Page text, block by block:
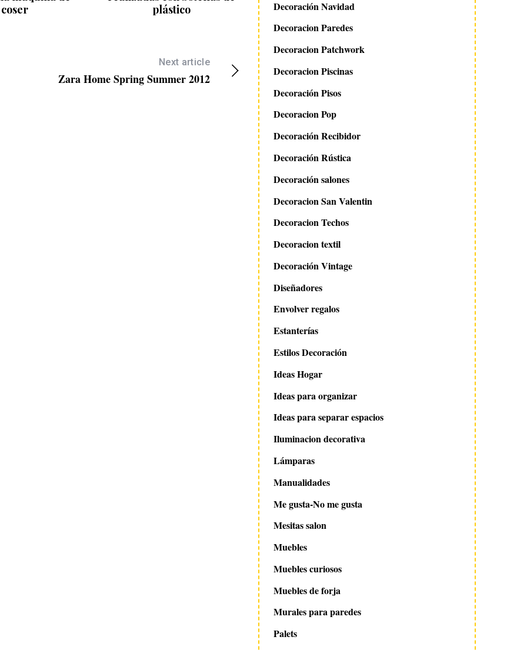
coser
plástico
Next article
Zara Home Spring Summer 2012
Decoración Navidad
Decoracion Paredes
Decoracion Patchwork
Decoracion Piscinas
Decoración Pisos
Decoracion Pop
Decoración Recibidor
Decoración Rústica
Decoración salones
Decoracion San Valentin
Decoracion Techos
Decoracion textil
Decoración Vintage
Diseñadores
Envolver regalos
Estanterías
Estilos Decoración
Ideas Hogar
Ideas para organizar
Ideas para separar espacios
Iluminacion decorativa
Lámparas
Manualidades
Me gusta-No me gusta
Mesitas salon
Muebles
Muebles curiosos
Muebles de forja
Murales para paredes
Palets